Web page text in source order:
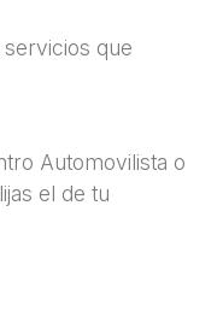
que
Automovilista o
el de tu